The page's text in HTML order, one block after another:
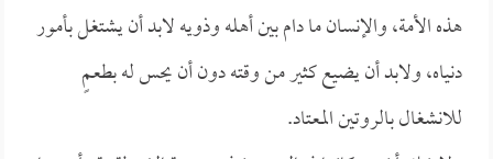
هذه الأمة، والإنسان ما دام بين أهله وذويه لابد أن يشتغل بأمور
دنياه، ولابد أن يضيع كثير من وقته دون أن يحس له بطعمٍ
للانشغال بالروتين المعتاد.